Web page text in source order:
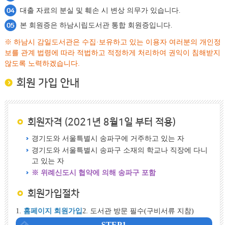
대출 자료의 분실 및 훼손 시 변상 의무가 있습니다.
본 회원증은 하남시립도서관 통합 회원증입니다.
※ 하남시 감일도서관은 수집·보유하고 있는 이용자 여러분의 개인정
보를 관계 법령에 따라 적법하고 적정하게 처리하여 권익이 침해받지
않도록 노력하겠습니다.
회원 가입 안내
회원자격 (2021년 8월1일 부터 적용)
경기도와 서울특별시 송파구에 거주하고 있는 자
경기도와 서울특별시 송파구 소재의 학교나 직장에 다니
고 있는 자
※ 위례신도시 협약에 의해 송파구 포함
회원가입절차
1. 홈페이지 회원가입 2. 도서관 방문 필수(구비서류 지참)